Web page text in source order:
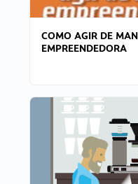
COMO AGIR DE
EMPREENDEDORA